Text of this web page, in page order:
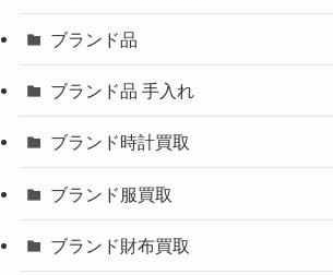
ブランド品
ブランド品 手入れ
ブランド時計買取
ブランド服買取
ブランド財布買取